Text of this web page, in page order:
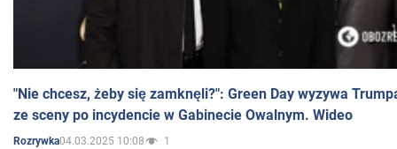
"Nie chcesz, żeby się zamknęli?": Green Day wyzywa
ze sceny po incydencie w Gabinecie Owalnym. Wideo
Rozrywka04.03.2025 10:08 1